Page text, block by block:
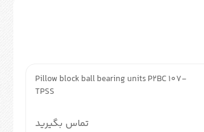
Pillow block ball bearing units P2BC 107-
TPSS
تماس بگیرید